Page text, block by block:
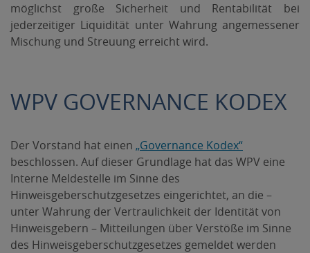
möglichst große Sicherheit und Rentabilität bei
jederzeitiger Liquidität unter Wahrung angemessener
Mischung und Streuung erreicht wird.
WPV GOVERNANCE KODEX
Der Vorstand hat einen „Governance Kodex“L
i
k
ö
f
f
beschlossen. Auf dieser Grundlage hat das WPV eine
Interne Meldestelle im Sinne des
Hinweisgeberschutzgesetzes eingerichtet, an die –
unter Wahrung der Vertraulichkeit der Identität von
Hinweisgebern – Mitteilungen über Verstöße im Sinne
des Hinweisgeberschutzgesetzes gemeldet werden